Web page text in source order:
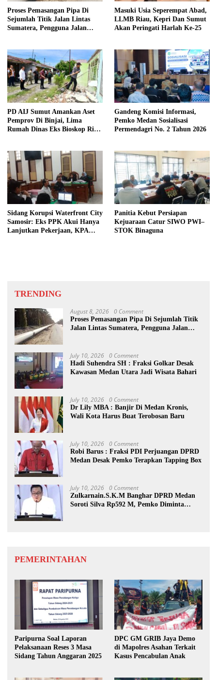
Proses Pemasangan Pipa Di
Sejumlah Titik Jalan Lintas
Sumatera, Pengguna Jalan
Masuki Usia Seperempat Abad,
LLMB Riau, Kepri Dan Sumut
Akan Peringati Harlah Ke-25
PD AIJ Sumut Amankan Aset
Pemprov Di Binjai, Lima
Rumah Dinas Eks Bioskop Ria
Gandeng Komisi Informasi,
Pemko Medan Sosialisasi
Permendagri No. 2 Tahun 2026
Sidang Korupsi Waterfront City
Samosir: Eks PPK Akui Hanya
Lanjutkan Pekerjaan, KPA
Panitia Kebut Persiapan
Kejuaraan Catur SIWO PWI–
STOK Binaguna
TRENDING
August 8, 2026 0 Comment
Proses Pemasangan Pipa Di Sejumlah Titik
Jalan Lintas Sumatera, Pengguna Jalan
July 10, 2026 0 Comment
Hadi Suhendra SH : Fraksi Golkar Desak
Kawasan Medan Utara Jadi Wisata Bahari
July 10, 2026 0 Comment
Dr Lily MBA : Banjir Di Medan Kronis,
Wali Kota Harus Buat Terobosan Baru
July 10, 2026 0 Comment
Robi Barus : Fraksi PDI Perjuangan DPRD
Medan Desak Pemko Terapkan Tapping Box
July 10, 2026 0 Comment
Zulkarnain.S.K.M Banghar DPRD Medan
Soroti Silva Rp592 M, Pemko Diminta
PEMERINTAHAN
Paripurna Soal Laporan
Pelaksanaan Reses 3 Masa
Sidang Tahun Anggaran 2025
DPC GM GRIB Jaya Demo
di Mapolres Asahan Terkait
Kasus Pencabulan Anak